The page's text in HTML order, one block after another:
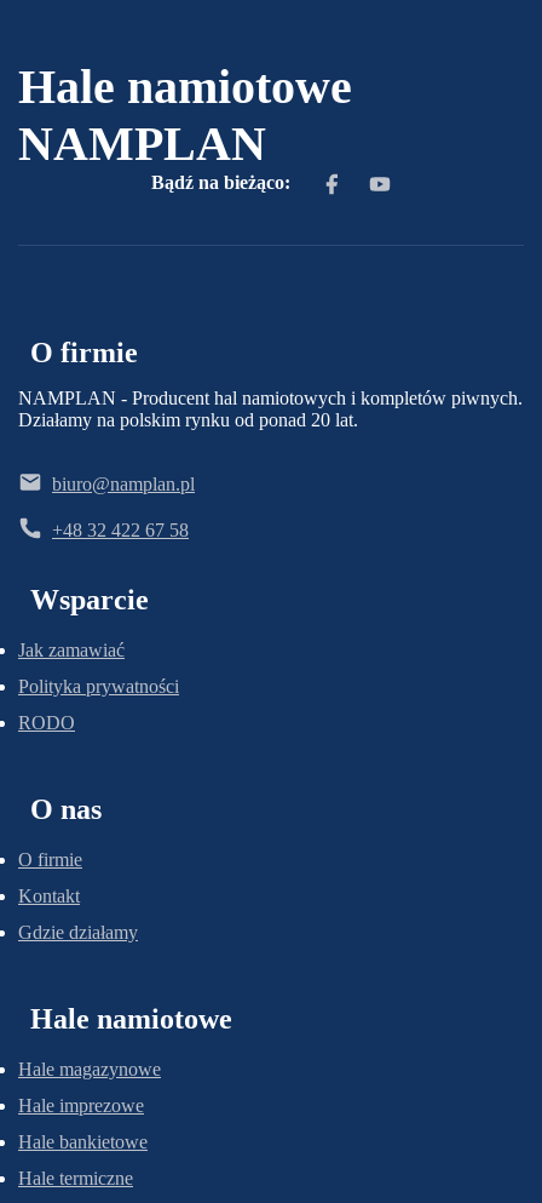
Hale namiotowe
NAMPLAN
Bądź na bieżąco:
O firmie
NAMPLAN - Producent hal namiotowych i kompletów piwnych.
Działamy na polskim rynku od ponad 20 lat.
biuro@namplan.pl
+48 32 422 67 58
Wsparcie
Jak zamawiać
Polityka prywatności
RODO
O nas
O firmie
Kontakt
Gdzie działamy
Hale namiotowe
Hale magazynowe
Hale imprezowe
Hale bankietowe
Hale termiczne